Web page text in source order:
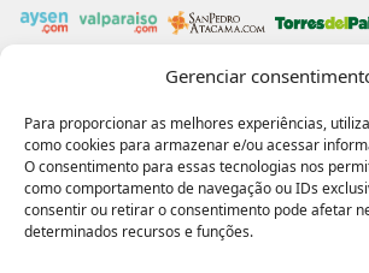
Gerenciar
Para proporcionar as melhores experiências,
como cookies para armazenar e/ou acessar
O consentimento para essas tecnologias nos
como comportamento de navegação ou IDs
consentir ou retirar o consentimento pode afetar
determinados recursos e funções.
Our collaborations